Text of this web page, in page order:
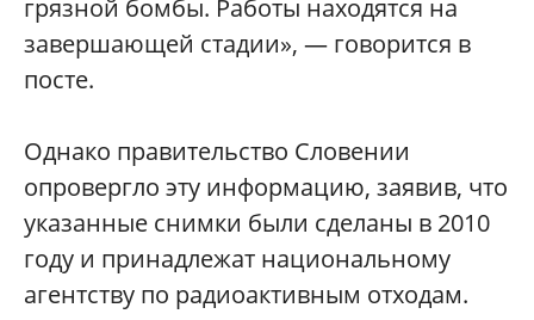
грязной бомбы. Работы находятся на
завершающей стадии», — говорится в
посте.
Однако правительство Словении
опровергло эту информацию, заявив, что
указанные снимки были сделаны в 2010
году и принадлежат национальному
агентству по радиоактивным отходам.